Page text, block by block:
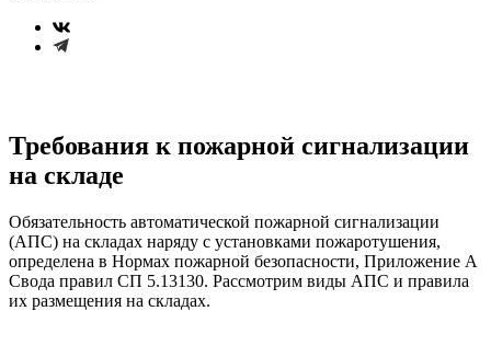
Требования к пожарной сигнализации
на складе
Обязательность автоматической пожарной сигнализации
(АПС) на складах наряду с установками пожаротушения,
определена в Нормах пожарной безопасности, Приложение А
Свода правил СП 5.13130. Рассмотрим виды АПС и правила
их размещения на складах.